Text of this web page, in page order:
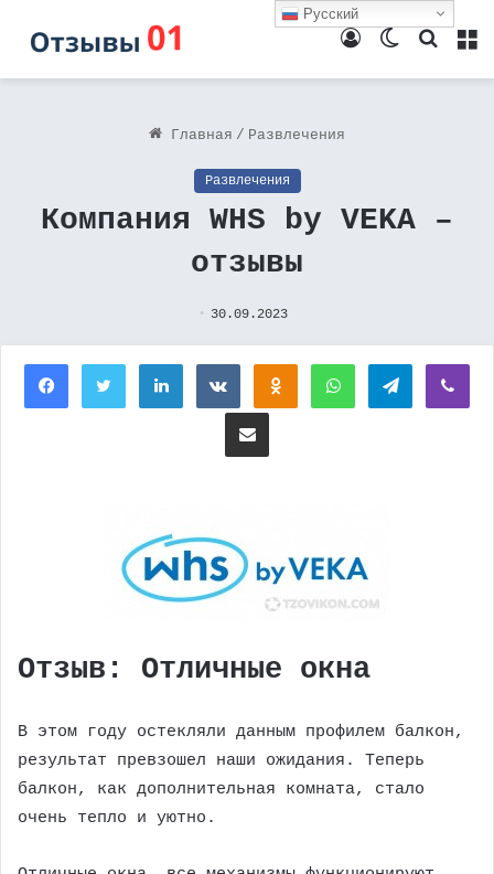
Поиск
Switch
Войти
Главная / Развлечения
Развлечения
Компания WHS by VEKA –
отзывы
30.09.2023
FacebookTwitterLinkedInВконтактеОдноклассники
WhatsAppTelegram
Поделиться через электронную почту
Отзыв: Отличные окна
В этом году остекляли данным профилем балкон,
результат превзошел наши ожидания. Теперь
балкон, как дополнительная комната, стало
очень тепло и уютно.
Русский